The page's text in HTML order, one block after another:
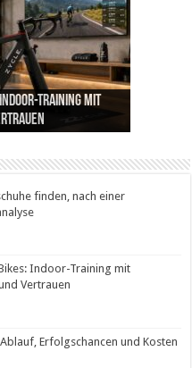
nach einer
Training mit
und
Schmerzen, Stress
für mehr
finden, nach einer
Indoor-Training mit
Vertrauen
Erfolgschancen und Kosten